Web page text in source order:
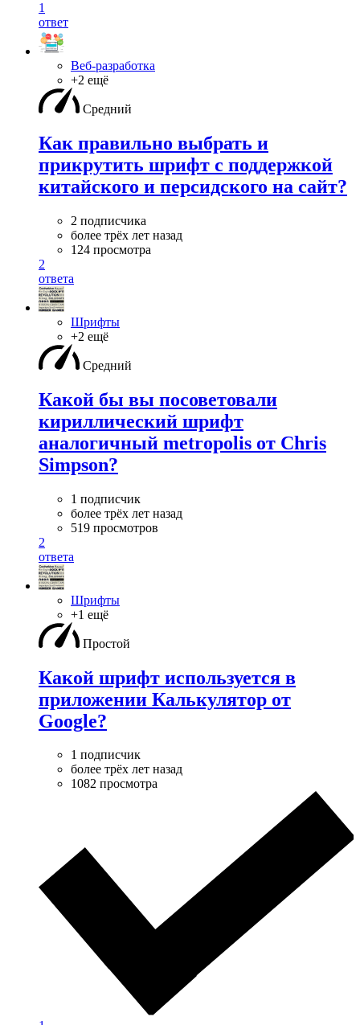
1
ответ
Веб-разработка
+2 ещё
Средний
Как правильно выбрать и
прикрутить шрифт с поддержкой
китайского и персидского на сайт?
2 подписчика
более трёх лет назад
124 просмотра
2
ответа
Шрифты
+2 ещё
Средний
Какой бы вы посоветовали
кириллический шрифт
аналогичный metropolis от Chris
Simpson?
1 подписчик
более трёх лет назад
519 просмотров
2
ответа
Шрифты
+1 ещё
Простой
Какой шрифт используется в
приложении Калькулятор от
Google?
1 подписчик
более трёх лет назад
1082 просмотра